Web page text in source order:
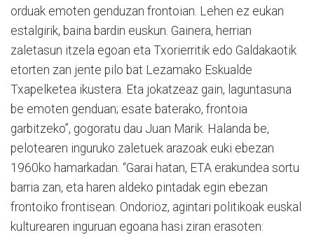
orduak emoten genduzan frontoian. Lehen ez eukan
estalgirik, baina bardin euskun. Gainera, herrian
zaletasun itzela egoan eta Txorierritik edo Galdakaotik
etorten zan jente pilo bat Lezamako Eskualde
Txapelketea ikustera. Eta jokatzeaz gain, laguntasuna
be emoten genduan; esate baterako, frontoia
garbitzeko”, gogoratu dau Juan Marik. Halanda be,
pelotearen inguruko zaletuek arazoak euki ebezan
1960ko hamarkadan. “Garai hatan, ETA erakundea sortu
barria zan, eta haren aldeko pintadak egin ebezan
frontoiko frontisean. Ondorioz, agintari politikoak euskal
kulturearen inguruan egoana hasi ziran erasoten: